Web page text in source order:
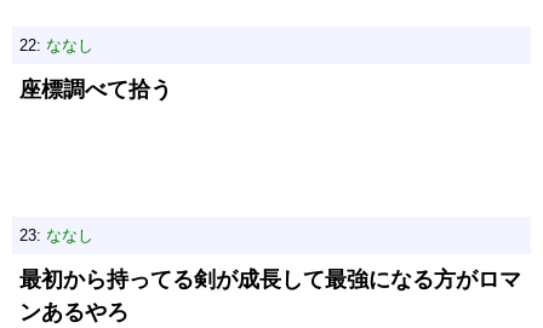
22: ななし
座標調べて拾う
23: ななし
最初から持ってる剣が成長して最強になる方がロマ
ンあるやろ